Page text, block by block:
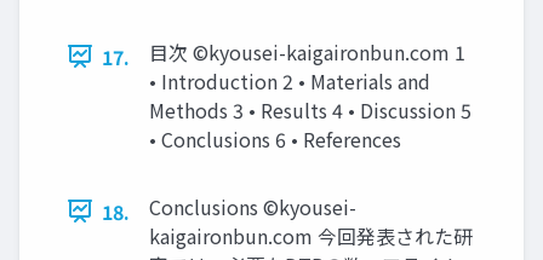
17.
目次 ©kyousei-kaigaironbun.com 1
• Introduction 2 • Materials and
Methods 3 • Results 4 • Discussion 5
• Conclusions 6 • References
18.
Conclusions ©kyousei-
kaigaironbun.com 今回発表された研